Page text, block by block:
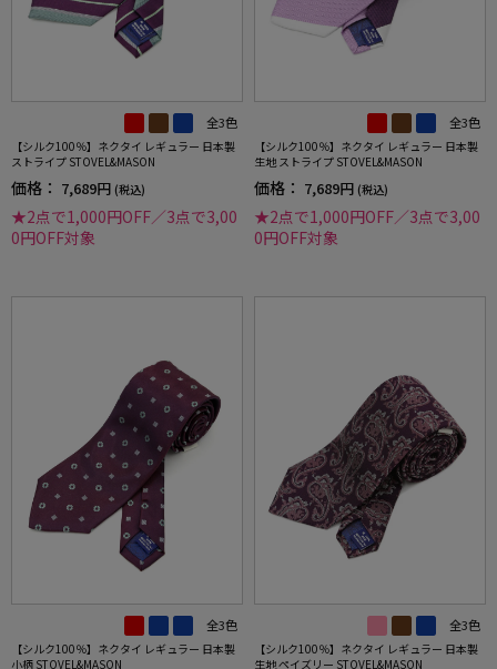
全3色
【シルク100％】ネクタイ レギュラー 日本製
ストライプ STOVEL&MASON
価格： 7,689円 (税込)
★2点で1,000円OFF／3点で3,00
0円OFF対象
全3色
【シルク100％】ネクタイ レギュラー 日本製
生地 ストライプ STOVEL&MASON
価格： 7,689円 (税込)
★2点で1,000円OFF／3点で3,00
0円OFF対象
全3色
【シルク100％】ネクタイ レギュラー 日本製
小柄 STOVEL&MASON
全3色
【シルク100％】ネクタイ レギュラー 日本製
生地 ペイズリー STOVEL&MASON